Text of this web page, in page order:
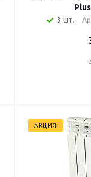
3 шт.
АКЦИЯ